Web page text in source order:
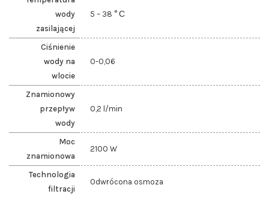
wody
zasilającej
5 – 38 ° С
Ciśnienie
wody na
wlocie
0-0,06
Znamionowy
przepływ
wody
0,2 l/min
Moc
znamionowa
2100 W
Technologia
filtracji
Odwrócona osmoza